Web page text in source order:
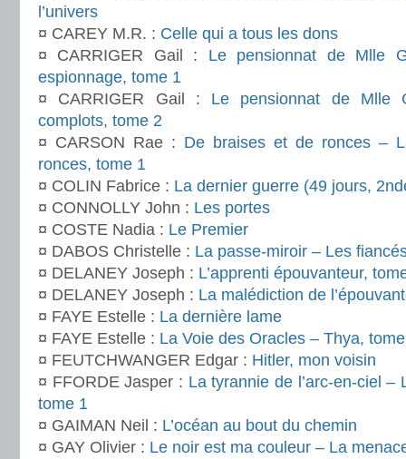
l’univers
¤ CAREY M.R. : Celle qui a tous les dons
¤ CARRIGER Gail : Le pensionnat de Mlle
espionnage, tome 1
¤ CARRIGER Gail : Le pensionnat de Mlle
complots, tome 2
¤ CARSON Rae : De braises et de ronces –
ronces, tome 1
¤ COLIN Fabrice : La dernier guerre (49 jours,
¤ CONNOLLY John : Les portes
¤ COSTE Nadia : Le Premier
¤ DABOS Christelle : La passe-miroir – Les
¤ DELANEY Joseph : L’apprenti épouvanteur,
¤ DELANEY Joseph : La malédiction de
¤ FAYE Estelle : La dernière lame
¤ FAYE Estelle : La Voie des Oracles – Thya,
¤ FEUTCHWANGER Edgar : Hitler, mon voisin
¤ FFORDE Jasper : La tyrannie de l’arc-en-ciel –
tome 1
¤ GAIMAN Neil : L’océan au bout du chemin
¤ GAY Olivier : Le noir est ma couleur – La